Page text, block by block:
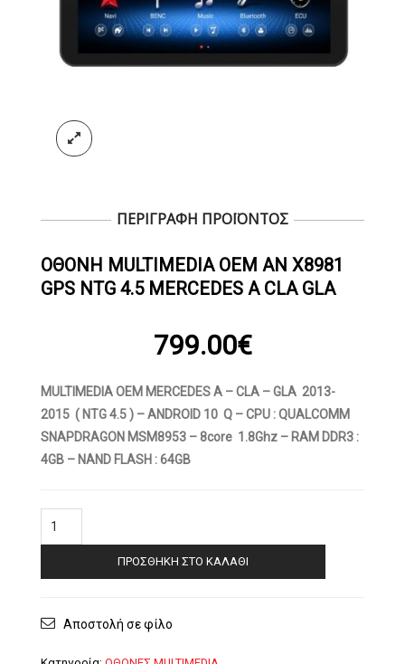
ΠΕΡΙΓΡΑΦΗ ΠΡΟΪΟΝΤΟΣ
OΘΟΝΗ MULTIMEDIA OEM AN X8981
GPS NTG 4.5 MERCEDES A CLA GLA
799.00€
MULTIMEDIA OEM MERCEDES A – CLA – GLA 2013-
2015 ( NTG 4.5 ) – ANDROID 10 Q – CPU : QUALCOMM
SNAPDRAGON MSM8953 – 8core 1.8Ghz – RAM DDR3 :
4GB – NAND FLASH : 64GB
Multimedia
OEM
X8981
4.5
ΠΡΟΣΘΉΚΗ ΣΤΟ ΚΑΛΆΘΙ
Αποστολή σε φίλο